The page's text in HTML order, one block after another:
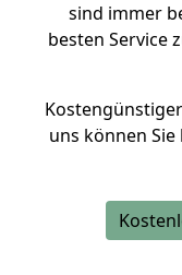
sind immer
besten Service
uns können Sie